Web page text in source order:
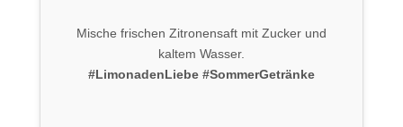
Mische frischen Zitronensaft mit Zucker und
kaltem Wasser.
#LimonadenLiebe #SommerGetränke